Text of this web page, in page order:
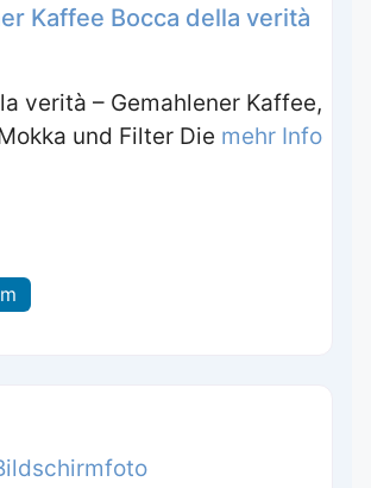
Kaffee Bocca della verità
verità – Gemahlener Kaffee,
und Filter Die mehr Info